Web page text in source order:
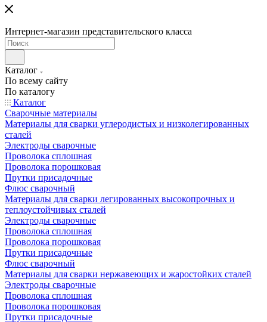
Интернет-магазин представительского класса
Каталог
По всему сайту
По каталогу
Каталог
Сварочные материалы
Материалы для сварки углеродистых и низколегированных
сталей
Электроды сварочные
Проволока сплошная
Проволока порошковая
Прутки присадочные
Флюс сварочный
Материалы для сварки легированных высокопрочных и
теплоустойчивых сталей
Электроды сварочные
Проволока сплошная
Проволока порошковая
Прутки присадочные
Флюс сварочный
Материалы для сварки нержавеющих и жаростойких сталей
Электроды сварочные
Проволока сплошная
Проволока порошковая
Прутки присадочные